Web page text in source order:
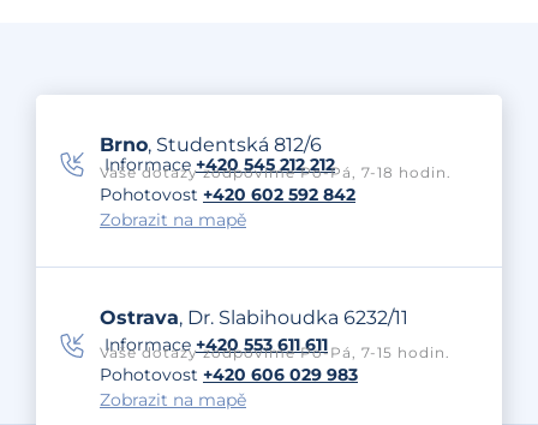
Brno, Studentská 812/6
Informace +420 545 212 212
Vaše dotazy zodpovíme Po-Pá, 7-18 hodin.
Pohotovost +420 602 592 842
Zobrazit na mapě
Ostrava, Dr. Slabihoudka 6232/11
Informace +420 553 611 611
Vaše dotazy zodpovíme Po-Pá, 7-15 hodin.
Pohotovost +420 606 029 983
Zobrazit na mapě